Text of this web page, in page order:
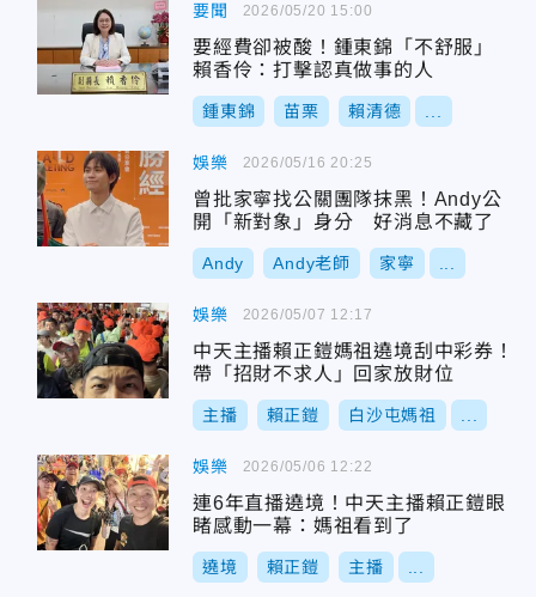
要聞
要經費卻被酸！鍾東錦「不舒服」
賴香伶：打擊認真做事的人
鍾東錦 苗栗 賴清德
2026/05/20 15:00
娛樂
曾批家寧找公關團隊抹黑！Andy公
開「新對象」身分 好消息不藏了
Andy Andy老師 家寧
2026/05/16 20:25
娛樂
中天主播賴正鎧媽祖遶境刮中彩券！
帶「招財不求人」回家放財位
主播 賴正鎧 白沙屯媽祖
2026/05/07 12:17
娛樂
連6年直播遶境！中天主播賴正鎧眼
睹感動一幕：媽祖看到了
遶境 賴正鎧 主播
2026/05/06 12:22